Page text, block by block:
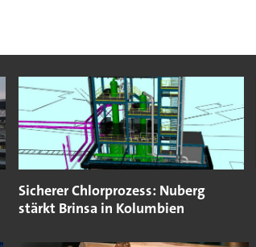
Sicherer Chlorprozess: Nuberg
stärkt Brinsa in Kolumbien